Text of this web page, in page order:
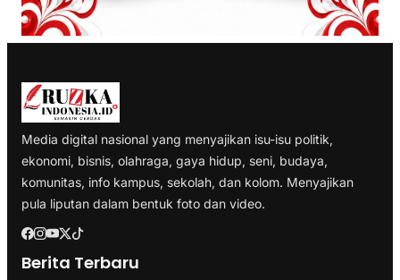
Media digital nasional yang menyajikan isu-isu politik,
ekonomi, bisnis, olahraga, gaya hidup, seni, budaya,
komunitas, info kampus, sekolah, dan kolom. Menyajikan
pula liputan dalam bentuk foto dan video.
Berita Terbaru